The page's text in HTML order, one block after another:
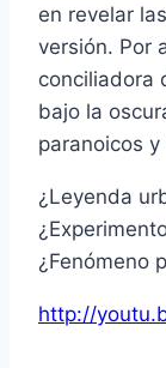
en revelar
versión. Por
conciliadora
bajo la
paranoicos
¿Leyenda
¿Fenómeno
http://